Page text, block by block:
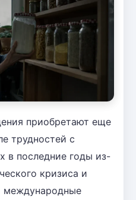
приобретают еще
трудностей с
в последние годы из-
кризиса и
международные